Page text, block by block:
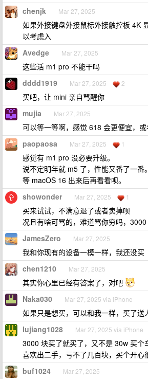
chenjk Mar 27, 2025
如果外接键盘外接鼠标外接触控板 4K
以考虑入
Avedge Mar 27, 2025
这些活 m1 pro 不能干吗
dddd1919 Mar 27, 2025 2
买吧，让 mini 亲自骂醒你
mujia Mar 27, 2025
可以等一等啊，感觉 618 会更便宜，
paopaosa Mar 27, 2025 1
感觉有 m1 pro 没必要升级。
说不定明年就 m5 了，性能又番了一番。
等 macOS 16 出来后再看看呗。
showonder Mar 27, 2025 1
买来试试，不满意退了或者卖掉呗
况且有啥可骂的，难道骂你穷吗，3000
JamesZero Mar 27, 2025
我和你现有的设备一模一样，我还没买
chen1210 Mar 27, 2025
其实你心里已经有答案了，对吧
Naka030 Mar 27, 2025 via iPhone
如果只是想买，可以和我一样，买了送
lujiang1028 Mar 27, 2025 via iPhone
3000 块买了就买了，又不是 30w 买个
喜欢出二手，亏不了几百块，买个开心
buf1024 Mar 27, 2025